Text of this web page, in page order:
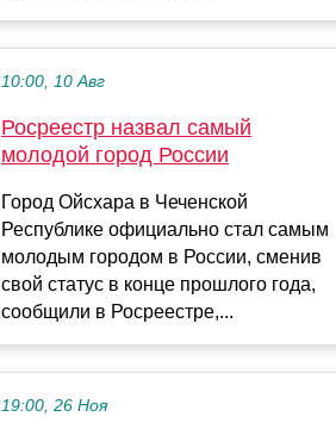
10:00, 10 Авг
Росреестр назвал самый
молодой город России
Город Ойсхара в Чеченской
Республике официально стал самым
молодым городом в России, сменив
свой статус в конце прошлого года,
сообщили в Росреестре,...
19:00, 26 Ноя